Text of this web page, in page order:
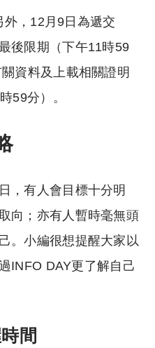
外，12月9日為遞交
後限期（下午11時59
資料及上載相關證明
59分）。
，有人會目標十分明
向；亦有人暫時毫無頭
。小編很想提醒大家以
INFO DAY更了解自己
間